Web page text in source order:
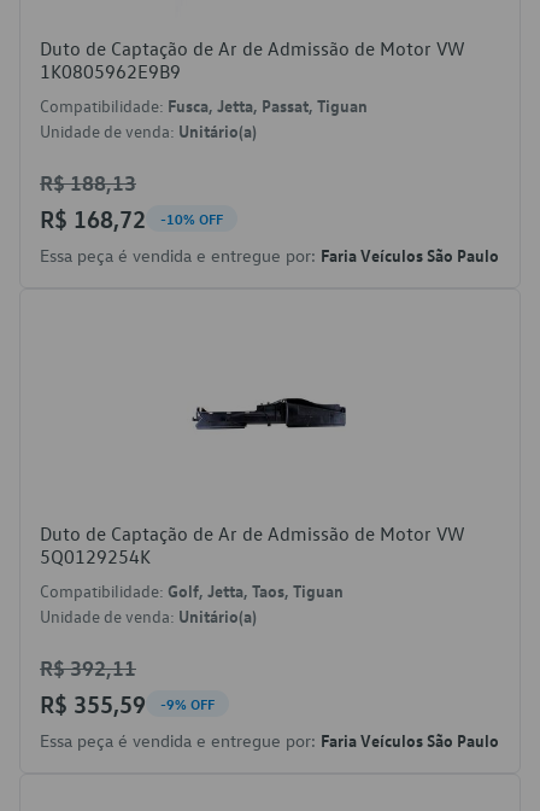
Duto de Captação de Ar de Admissão de Motor VW
1K0805962E9B9
Compatibilidade: Fusca, Jetta, Passat, Tiguan
Unidade de venda: Unitário(a)
R$ 188,13
R$ 168,72 -10% OFF
Essa peça é vendida e entregue por: Faria Veículos São Paulo
Duto de Captação de Ar de Admissão de Motor VW
5Q0129254K
Compatibilidade: Golf, Jetta, Taos, Tiguan
Unidade de venda: Unitário(a)
R$ 392,11
R$ 355,59 -9% OFF
Essa peça é vendida e entregue por: Faria Veículos São Paulo